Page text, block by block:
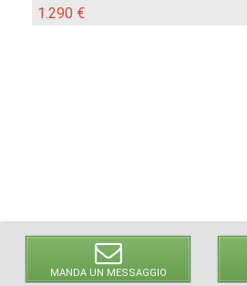
MANDA UN MESSAGGIO
1.290 €